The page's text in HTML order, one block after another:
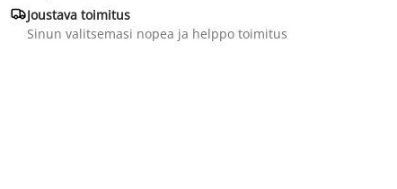
Joustava toimitus
Sinun valitsemasi nopea ja helppo toimitus